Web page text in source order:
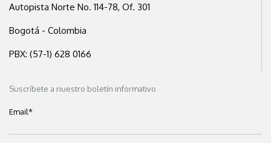
Autopista Norte No. 114-78, Of. 301
Bogotá - Colombia
PBX: (57-1) 628 0166
Suscríbete a nuestro boletín informativo
Email*